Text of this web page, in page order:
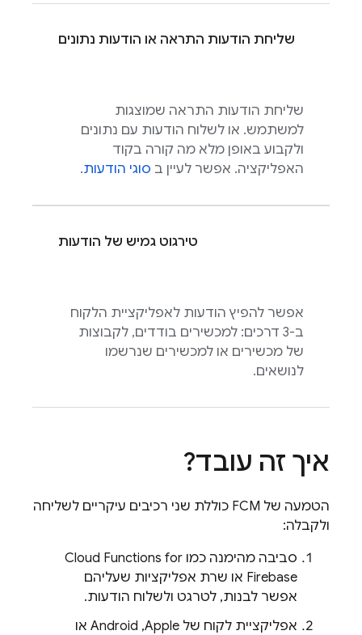
שליחת הודעות התראה או הודעות נתונים
שליחת הודעות התראה שמוצגות
למשתמש. או לשלוח הודעות עם נתונים
ולקבוע באופן מלא מה קורה בקוד
האפליקציה. אפשר לעיין ב סוגי הודעות.
טירגוט גמיש של הודעות
אפשר להפיץ הודעות לאפליקציית הלקוח
ב-3 דרכים: למכשירים בודדים, לקבוצות
של מכשירים או למכשירים שנרשמו
לנושאים.
איך זה עובד?
הטמעה של FCM כוללת שני רכיבים עיקריים לשליחה
ולקבלה:
סביבה מהימנה כמו Cloud Functions for
Firebase או שרת אפליקציות שעליהם
אפשר לבנות, לטרגט ולשלוח הודעות.
אפליקציית לקוח של Apple,‏ Android או